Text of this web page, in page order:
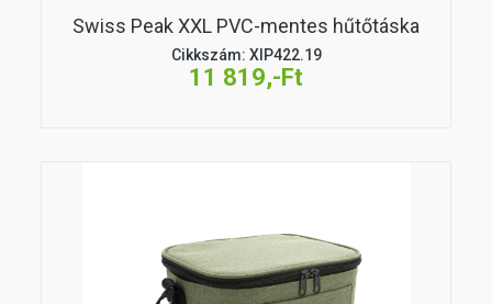
Swiss Peak XXL PVC-mentes hűtőtáska
Cikkszám: XIP422.19
11 819,-Ft